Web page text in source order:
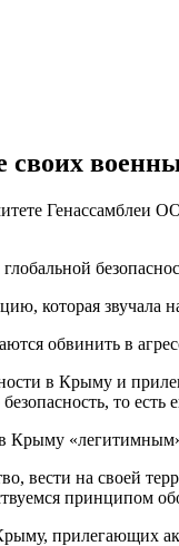
своих
Генассамблеи
которая
обвинить в
в Крыму и
то
в Крыму
вести на своей
принципом
прилегающих